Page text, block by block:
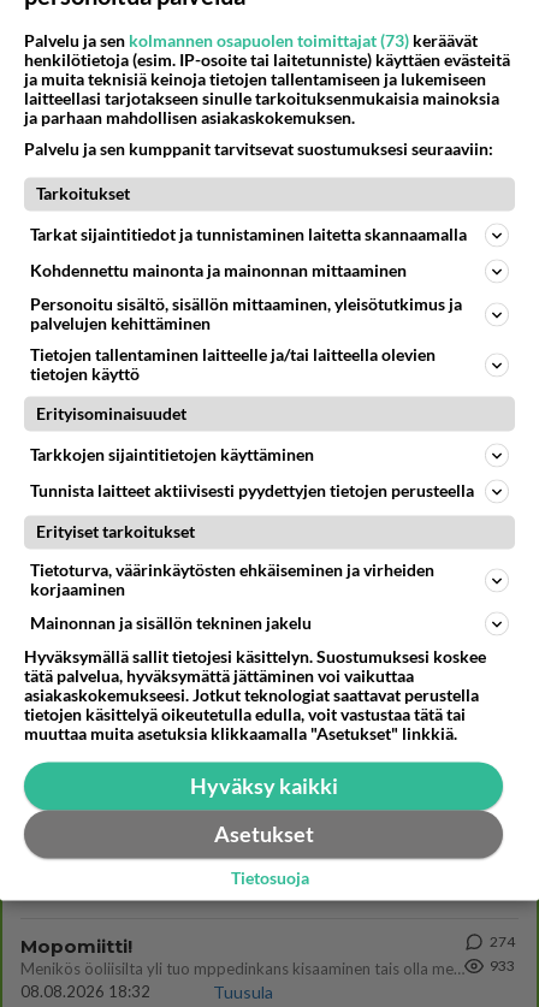
mediakenttä ollut asiasta hipihiljaa."
Niin, mitä sitten? Pitääkö tätä huonoa asiaa
jotenkin kommentoida negatiivisesti?
Anonyymi
2024-04-25 09:15:48
🍑🍑🍑🍑🍑🍑🍑🍑🍑🍑🍑🍑
😍 K­­­u­­u­­m­­­a­t­­­ ­­­t­­y­t­­­ö­­­t­­ ­o­­d­o­t­­­t­­­a­­­v­­­a­t­­ ­­s­­­i­­­n­­u­­­a­­ ->
https://us4.fun/
kissgirl?18288844
🔞❤️💋❤️💋❤️🔞💋❤️💋❤️💋🔞
Äänestä Kommentoi
Kommentoi aloitusta...
Ketjusta on poistettu2sääntöjenvastaista viestiä.
Takaisin ylös
LUETUIMMAT KESKUSTELUT
PÄIVÄ KUUKAUSI
Poliisi yritti murhata mopopojan
Maailman menoa
709
Mopomiitti!
Menikös öoliisilta yli tuo mppedinkans kisaaminen tais olla melkoinen riski vahigoittaa tarpeettomasti jopa kuolla tuoss
08.08.2026 18:32
Tuusula
274
933
Palvelu ja sen kolmannen osapuolen toimittajat (73) keräävät
henkilötietoja (esim. IP-osoite tai laitetunniste) käyttäen evästeitä
ja muita teknisiä keinoja tietojen tallentamiseen ja lukemiseen
laitteellasi tarjotakseen sinulle tarkoituksenmukaisia mainoksia
ja parhaan mahdollisen asiakaskokemuksen.
Palvelu ja sen kumppanit tarvitsevat suostumuksesi seuraaviin:
Tarkoitukset
Tarkat sijaintitiedot ja tunnistaminen laitetta skannaamalla
Kohdennettu mainonta ja mainonnan mittaaminen
Personoitu sisältö, sisällön mittaaminen, yleisötutkimus ja
palvelujen kehittäminen
Tietojen tallentaminen laitteelle ja/tai laitteella olevien
tietojen käyttö
Erityisominaisuudet
Tarkkojen sijaintitietojen käyttäminen
Tunnista laitteet aktiivisesti pyydettyjen tietojen perusteella
Erityiset tarkoitukset
Tietoturva, väärinkäytösten ehkäiseminen ja virheiden
korjaaminen
Mainonnan ja sisällön tekninen jakelu
Hyväksymällä sallit tietojesi käsittelyn. Suostumuksesi koskee
tätä palvelua, hyväksymättä jättäminen voi vaikuttaa
asiakaskokemukseesi. Jotkut teknologiat saattavat perustella
tietojen käsittelyä oikeutetulla edulla, voit vastustaa tätä tai
muuttaa muita asetuksia klikkaamalla "Asetukset" linkkiä.
Hyväksy kaikki
Asetukset
Tietosuoja